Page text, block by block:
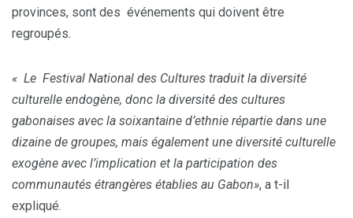
provinces, sont des événements qui doivent être
regroupés.
« Le Festival National des Cultures traduit la diversité
culturelle endogène, donc la diversité des cultures
gabonaises avec la soixantaine d’ethnie répartie dans une
dizaine de groupes, mais également une diversité culturelle
exogène avec l’implication et la participation des
communautés étrangères établies au Gabon», a t-il
expliqué.